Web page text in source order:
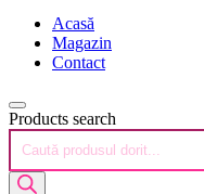
Acasă
Magazin
Contact
Products search